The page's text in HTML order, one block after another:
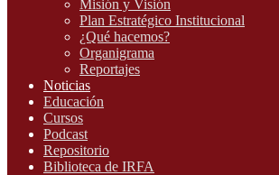
Misión y Visión
Plan Estratégico Institucional
¿Qué hacemos?
Organigrama
Reportajes
Noticias
Educación
Cursos
Podcast
Repositorio
Biblioteca de IRFA